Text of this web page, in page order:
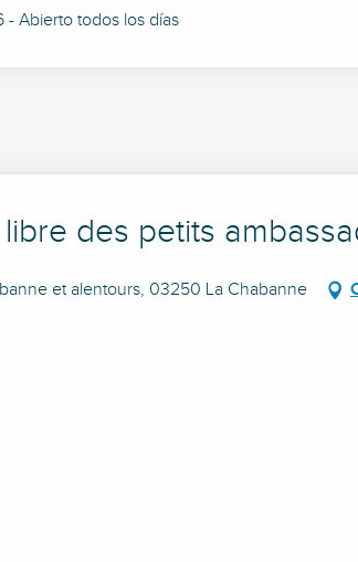
- Abierto todos los días
des petits
et alentours, 03250 La Chabanne